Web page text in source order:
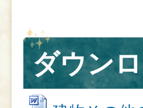
ダウン